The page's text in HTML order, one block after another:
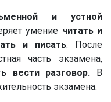
и устной
умение читать и
и писать. После
часть экзамена,
вести разговор. В
экзамена.